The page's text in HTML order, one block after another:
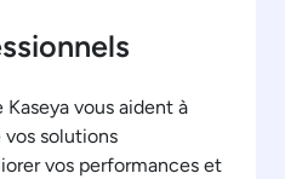
Kaseya vous aident à
solutions
vos performances et